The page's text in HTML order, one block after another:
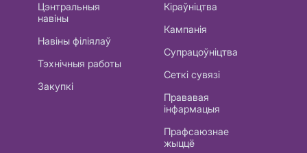
Цэнтральныя
навіны
Навіны філіялаў
Тэхнічныя работы
Закупкі
Кіраўніцтва
Кампанія
Супрацоўніцтва
Сеткі сувязі
Прававая
інфармацыя
Прафсаюзнае
жыццё